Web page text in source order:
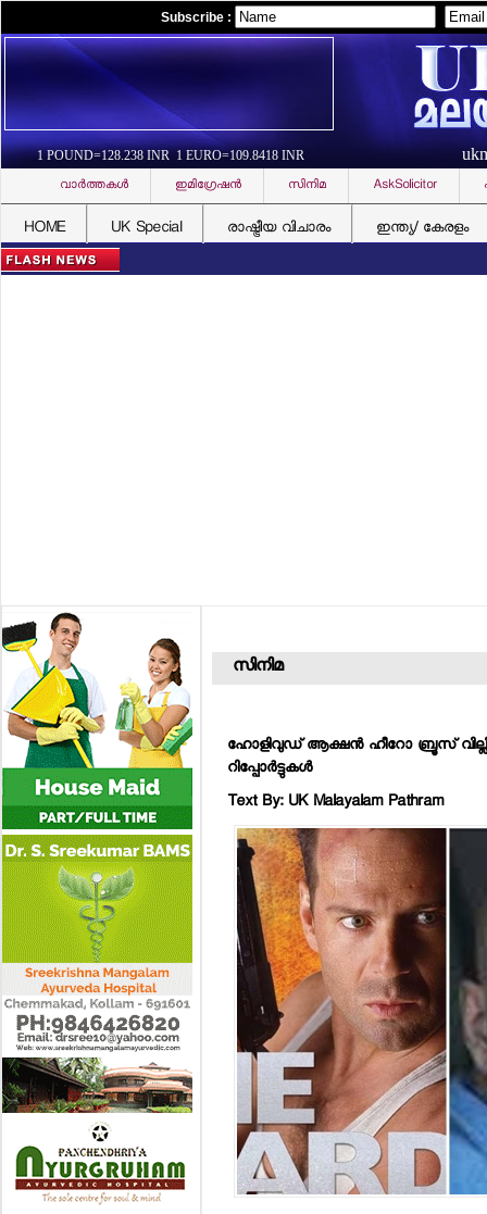
Subscribe :
1 POUND=128.238 INR 1 EURO=109.8418 INR
വാര്‍ത്തകള്‍ ഇമിഗ്രേഷന്‍ സിനിമ AskSolicitor
HOME UK Special രാഷ്ട്രീയ വിചാരം ഇന്ത്യ/ കേരളം
സിനിമ
ഹോളിവുഡ് ആക്ഷന്‍ ഹീറോ ബ്രൂസ്
റിപ്പോര്‍ട്ടുകള്‍
Text By: UK Malayalam Pathram